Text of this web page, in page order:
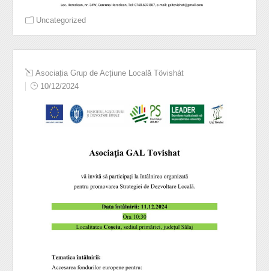
Uncategorized
Asociația Grup de Acțiune Locală Tövishát
10/12/2024